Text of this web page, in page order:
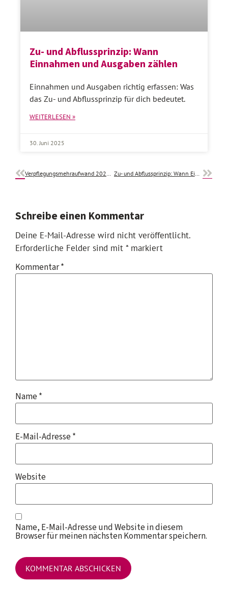
Zu- und Abflussprinzip: Wann
Einnahmen und Ausgaben zählen
Einnahmen und Ausgaben richtig erfassen: Was
das Zu- und Abflussprinzip für dich bedeutet.
WEITERLESEN »
30. Juni 2025
Verpflegungsmehraufwand 2025: Die wichtigsten Infos auf einen Blick Zu- und Abflussprinzip: Wann Einnahmen und Ausgaben zählen
Schreibe einen Kommentar
Deine E-Mail-Adresse wird nicht veröffentlicht.
Erforderliche Felder sind mit *markiert
Kommentar*
Name*
E-Mail-Adresse*
Website
Name, E-Mail-Adresse und Website in diesem
Browser für meinen nächsten Kommentar speichern.